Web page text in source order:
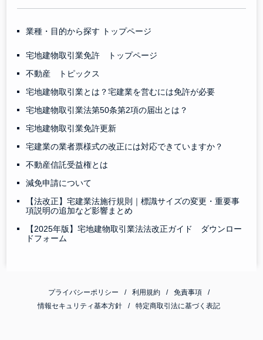
業種・目的から探す トップページ
宅地建物取引業免許 トップページ
不動産 トピックス
宅地建物取引業とは？宅建業を営むには免許が必要
宅地建物取引業法第50条第2項の届出とは？
宅地建物取引業免許更新
宅建業の業者票様式の改正には対応できていますか？
不動産信託受益権とは
減免申請について
【法改正】宅建業法施行規則｜標識サイズの変更・重要事
項説明の追加など影響まとめ
【2025年版】宅地建物取引業法法改正ガイド ダウンロー
ドフォーム
プライバシーポリシー 利用規約
免責事項
情報セキュリティ基本方針
特定商取引法に基づく表記